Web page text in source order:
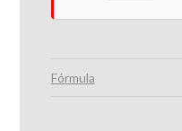
Fórmula